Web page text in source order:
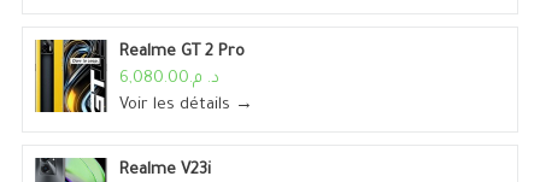
Realme GT 2 Pro
د. م.6,080.00
Voir les détails →
Realme V23i